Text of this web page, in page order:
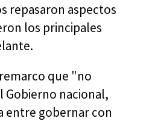
repasaron aspectos
los principales
que "no
Gobierno nacional,
entre gobernar con